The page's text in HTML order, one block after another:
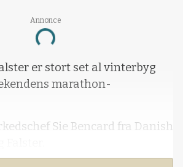
Annonce
Loading...
er stort set al vinterbyg
marathon-
Sie Bencard fra Danish